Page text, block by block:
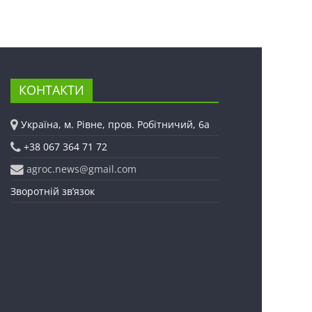
КОНТАКТИ
Україна, м. Рівне, пров. Робітничий, 6а
+38 067 364 71 72
agroc.news@gmail.com
Зворотній зв’язок